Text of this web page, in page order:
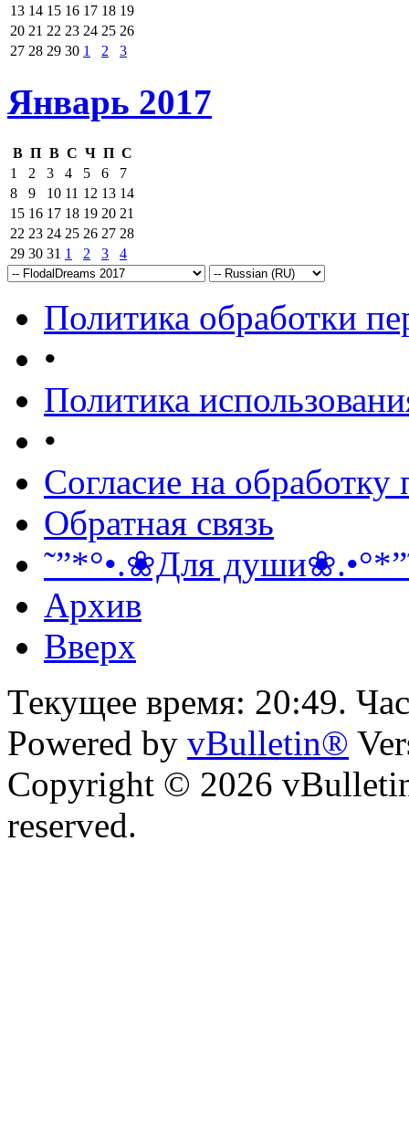
13 14 15 16 17 18 19
20 21 22 23 24 25 26
27 28 29 30 1 2 3
Январь 2017
В П В С Ч П С
1
2 3 4 5 6
7
8
9 10 11 12 13 14
15 16 17 18 19 20 21
22 23 24 25 26 27 28
29 30 31 1 2 3 4
Политика обработки
•
Политика
•
Согласие на
Обратная связь
˜”*°•.❀Для
Архив
Вверх
Текущее время: 20:49.
Powered by vBulletin®
Copyright © 2026
reserved.